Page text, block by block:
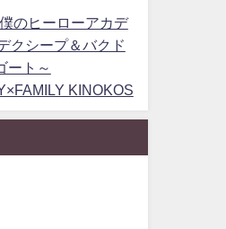
のヒーローアカデ
クシープ＆バクド
ート～
KINOKOS